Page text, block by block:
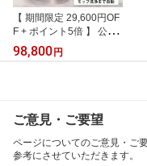
【 期間限定 29,600円OF
F + ポイント5倍 】 公式
Roomba Plus 505 Comb
o + AutoWash ルンバ ア
ピング 高性能 乾燥機能 i
Robot roomba 日本 国内
正規品 メーカー保証 延
長保証 送料無料
98,800 円
ご意見・ご要望
ページについてのご意見・ご
参考にさせていただきます。